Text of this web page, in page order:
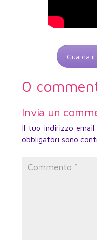
Guarda il
0
Invia un
Il tuo indirizzo email
obbligatori sono